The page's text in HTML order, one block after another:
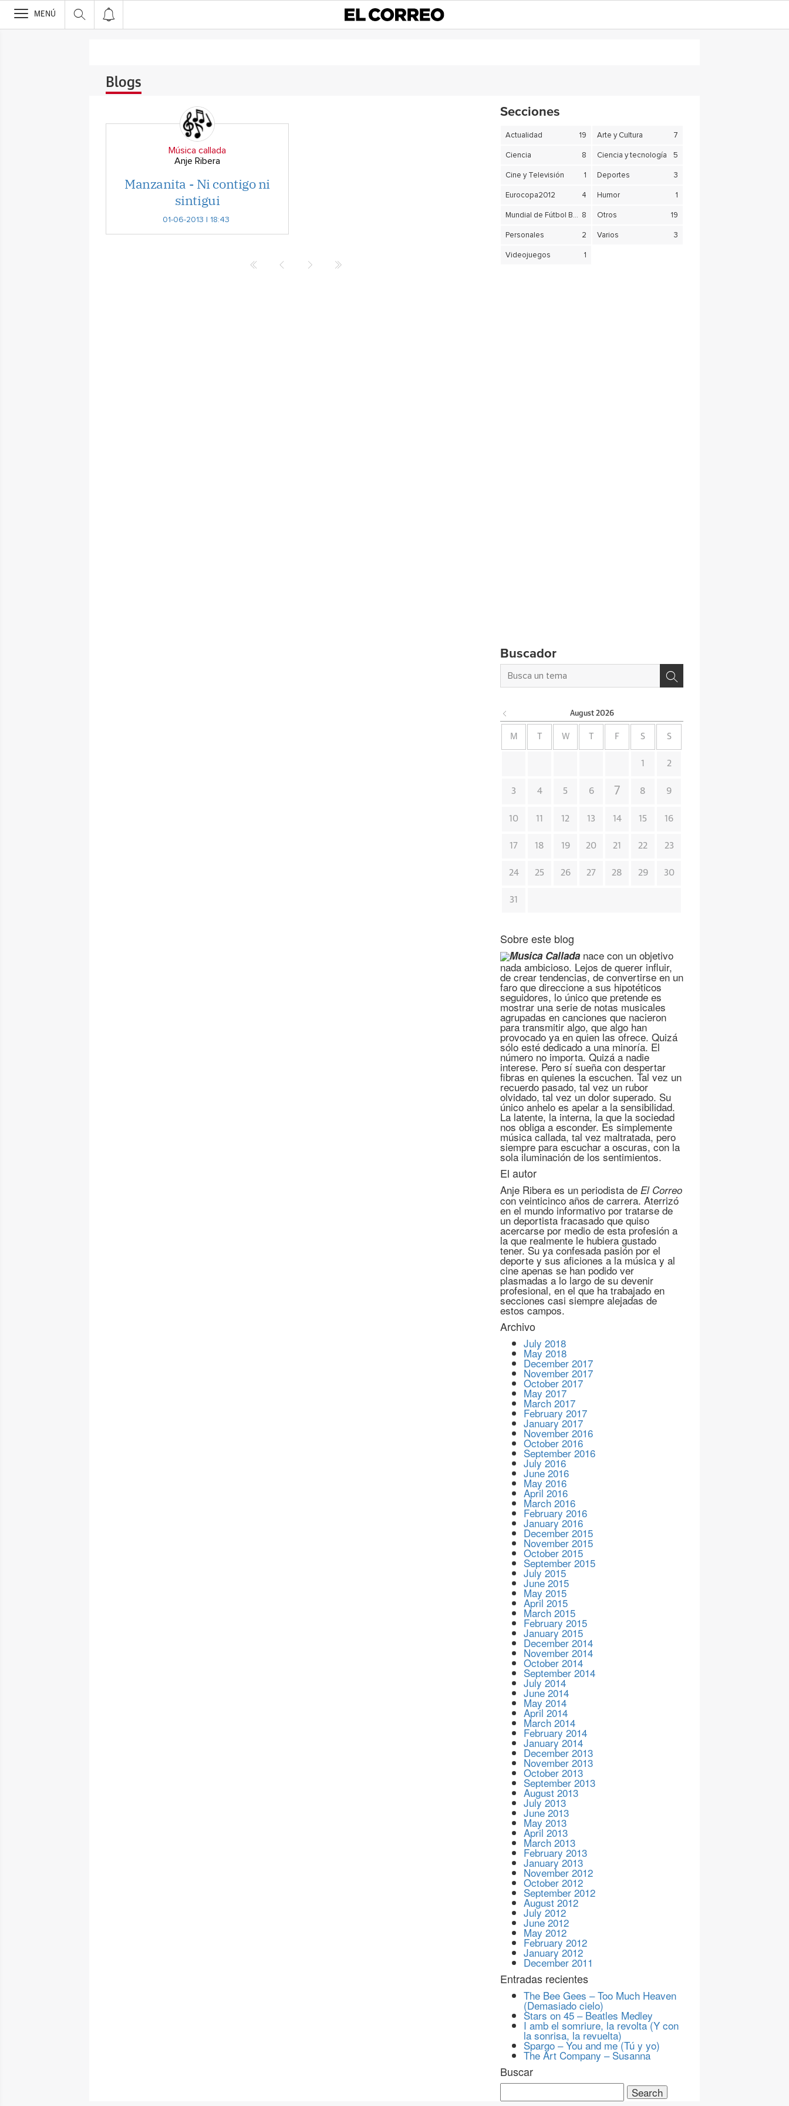
>
MENÚ
Blogs
Música callada
Anje Ribera
Manzanita - Ni contigo ni
sintigui
01-06-2013 | 18:43
Secciones
Actualidad 19 Arte y Cultura 7
Ciencia 8 Ciencia y tecnología 5
Cine y Televisión 1 Deportes 3
Eurocopa2012 4 Humor 1
Mundial de Fútbol Brasil 2014 8 Otros 19
Personales 2 Varios 3
Videojuegos 1
Buscador
August 2026
M W F S S
1 2
3 4 5 6 7 8 9
10 11 12 13 14 15 16
17 18 19 20 21 22 23
24 25 26 27 28 29 30
31
Sobre este blog
Musica Callada nace con un objetivo
nada ambicioso. Lejos de querer influir,
de crear tendencias, de convertirse en un
faro que direccione a sus hipotéticos
seguidores, lo único que pretende es
mostrar una serie de notas musicales
agrupadas en canciones que nacieron
para transmitir algo, que algo han
provocado ya en quien las ofrece. Quizá
sólo esté dedicado a una minoría. El
número no importa. Quizá a nadie
interese. Pero sí sueña con despertar
fibras en quienes la escuchen. Tal vez un
recuerdo pasado, tal vez un rubor
olvidado, tal vez un dolor superado. Su
único anhelo es apelar a la sensibilidad.
La latente, la interna, la que la sociedad
nos obliga a esconder. Es simplemente
música callada, tal vez maltratada, pero
siempre para escuchar a oscuras, con la
sola iluminación de los sentimientos.
El autor
Anje Ribera es un periodista deEl Correo
con veinticinco años de carrera. Aterrizó
en el mundo informativo por tratarse de
un deportista fracasado que quiso
acercarse por medio de esta profesión a
la que realmente le hubiera gustado
tener. Su ya confesada pasión por el
deporte y sus aficiones a la música y al
cine apenas se han podido ver
plasmadas a lo largo de su devenir
profesional, en el que ha trabajado en
secciones casi siempre alejadas de
estos campos.
Archivo
July 2018
May 2018
December 2017
November 2017
October 2017
May 2017
March 2017
February 2017
January 2017
November 2016
October 2016
September 2016
July 2016
June 2016
May 2016
April 2016
March 2016
February 2016
January 2016
December 2015
November 2015
October 2015
September 2015
July 2015
June 2015
May 2015
April 2015
March 2015
February 2015
January 2015
December 2014
November 2014
October 2014
September 2014
July 2014
June 2014
May 2014
April 2014
March 2014
February 2014
January 2014
December 2013
November 2013
October 2013
September 2013
August 2013
July 2013
June 2013
May 2013
April 2013
March 2013
February 2013
January 2013
November 2012
October 2012
September 2012
August 2012
July 2012
June 2012
May 2012
February 2012
January 2012
December 2011
Entradas recientes
The Bee Gees – Too Much Heaven
(Demasiado cielo)
Stars on 45 – Beatles Medley
I amb el somriure, la revolta (Y con
la sonrisa, la revuelta)
Spargo – You and me (Tú y yo)
The Art Company – Susanna
Buscar
Search
for: